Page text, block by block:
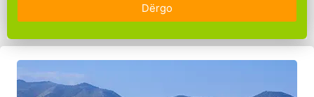
Dërgo